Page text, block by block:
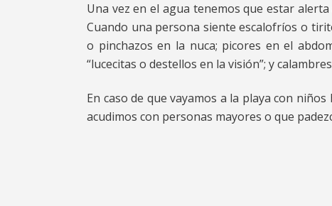
Una vez en el agua tenemos que estar
Cuando una persona siente escalofríos o
o pinchazos en la nuca; picores en el
“lucecitas o destellos en la visión”; y
En caso de que vayamos a la playa con
acudimos con personas mayores o que